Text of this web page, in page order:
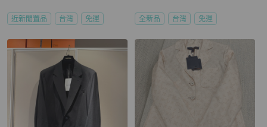
近新閒置品 台灣 免運 全新品 台灣 免運